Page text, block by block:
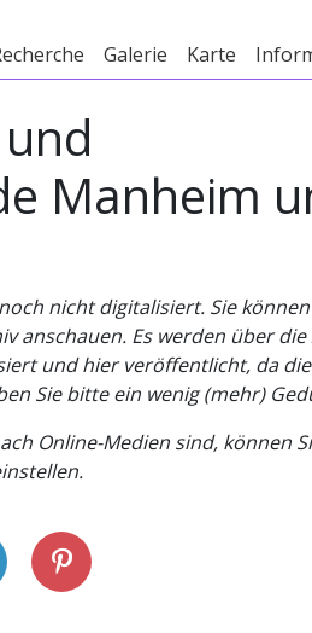
Galerie Karte
Manheim
nicht digitalisiert. Sie
anschauen. Es werden über
und hier veröffentlicht, da
Sie bitte ein wenig (mehr)
Online-Medien sind, können